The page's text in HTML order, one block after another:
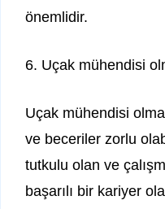
önemlidir.
6. Uçak mühendisi
Uçak mühendisi
ve beceriler zorlu
tutkulu olan ve
başarılı bir kariyer